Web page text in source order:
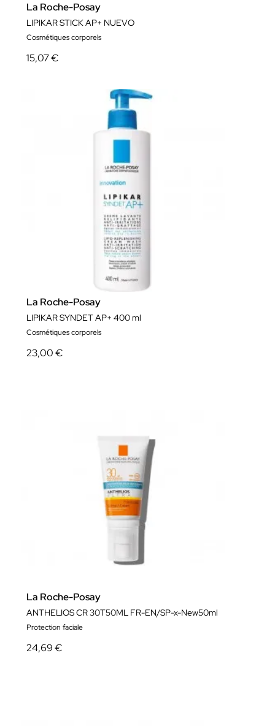
La Roche-Posay
LIPIKAR STICK AP+ NUEVO
Cosmétiques corporels
15,07 €
La Roche-Posay
LIPIKAR SYNDET AP+ 400 ml
Cosmétiques corporels
23,00 €
La Roche-Posay
ANTHELIOS CR 30T50ML FR-EN/SP-x-New50ml
Protection faciale
24,69 €